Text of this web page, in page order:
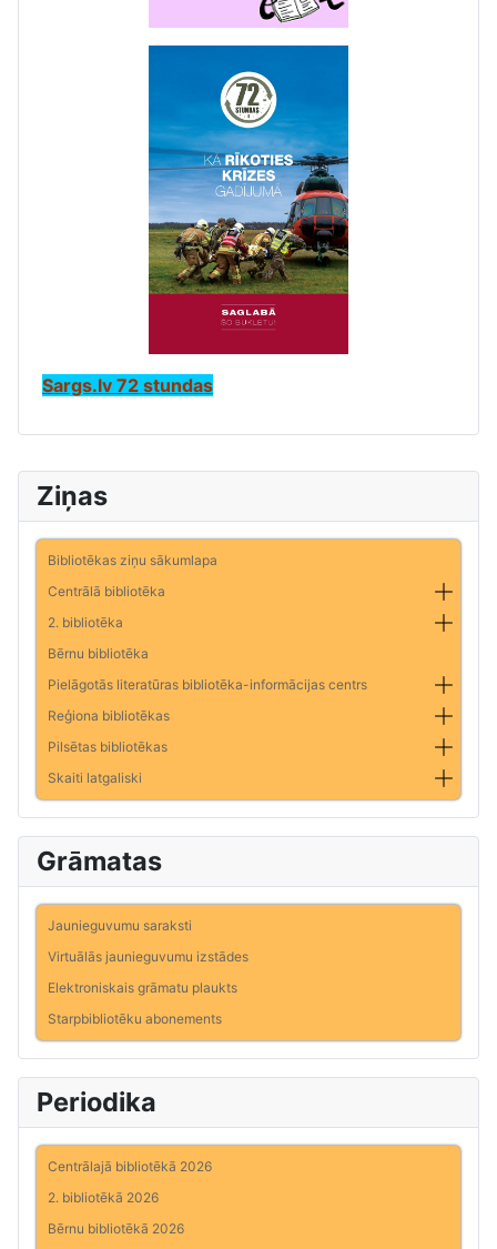
Ziņas
Bibliotēkas ziņu sākumlapa
Centrālā bibliotēka
2. bibliotēka
Bērnu bibliotēka
Pielāgotās literatūras bibliotēka-informācijas centrs
Reģiona bibliotēkas
Pilsētas bibliotēkas
Skaiti latgaliski
Grāmatas
Jaunieguvumu saraksti
Virtuālās jaunieguvumu izstādes
Elektroniskais grāmatu plaukts
Starpbibliotēku abonements
Periodika
Centrālajā bibliotēkā 2026
2. bibliotēkā 2026
Bērnu bibliotēkā 2026
Sargs.lv 72 stundas